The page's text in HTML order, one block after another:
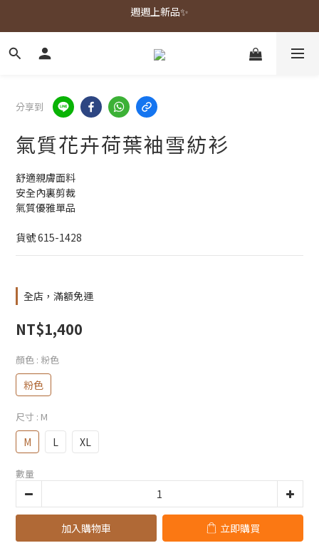
春夏新品上市🌿
週週上新品✨
分享到
氣質花卉荷葉袖雪紡衫
舒適親膚面料
安全內裏剪裁
氣質優雅單品
貨號 615-1428
全店，滿額免運
NT$1,400
顏色 : 粉色
粉色
尺寸 : M
M L XL
數量
加入購物車 立即購買